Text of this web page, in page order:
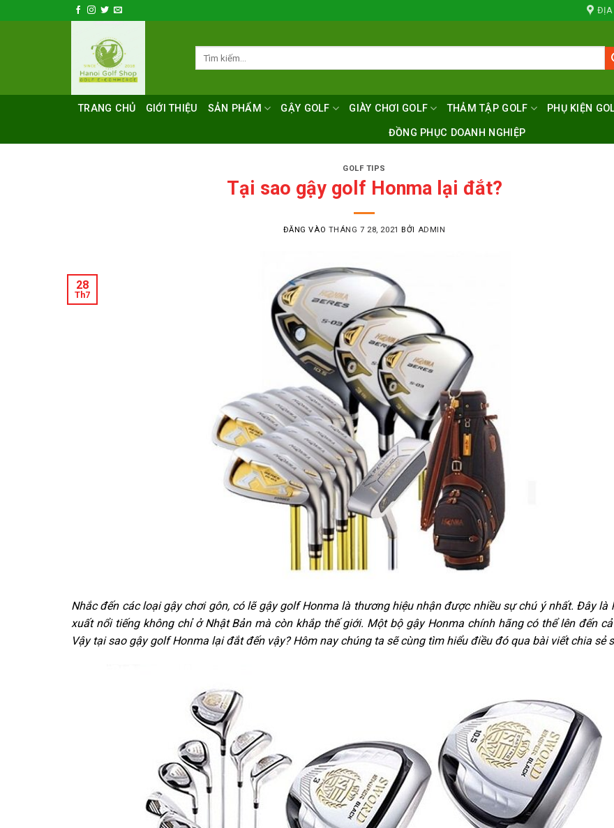
qua
ĐỊA
TRANG CHỦ GIỚI THIỆU SẢN PHẨM GẬY GOLF GIÀY CHƠI GOLF THẢM TẬP GOLF PHỤ KIỆN
ĐỒNG PHỤC DOANH NGHIỆP
GOLF TIPS
Tại sao gậy golf Honma lại đắt?
ĐĂNG VÀO THÁNG 7 28, 2021 BỞI ADMIN
28
Th7
Nhắc đến các loại gậy chơi gôn, có lẽ gậy golf Honma là thương hiệu nhận được nhiều sự chú ý nhất. Đây là
xuất nổi tiếng không chỉ ở Nhật Bản mà còn khắp thế giới. Một bộ gậy Honma chính hãng có thể lên đến
Vậy tại sao gậy golf Honma lại đắt đến vậy? Hôm nay chúng ta sẽ cùng tìm hiểu điều đó qua bài viết chia sẻ